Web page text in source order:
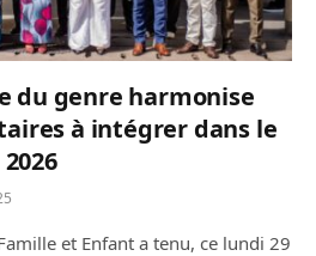
du genre harmonise
à intégrer dans le
et Enfant a tenu, ce lundi 29